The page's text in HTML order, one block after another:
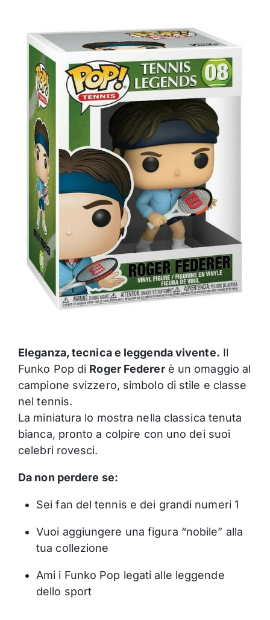
Eleganza, tecnica e leggenda vivente. Il
Funko Pop di Roger Federerè un omaggio al
campione svizzero, simbolo di stile e classe
nel tennis.
La miniatura lo mostra nella classica tenuta
bianca, pronto a colpire con uno dei suoi
celebri rovesci.
Da non perdere se:
Sei fan del tennis e dei grandi numeri 1
Vuoi aggiungere una figura “nobile” alla
tua collezione
Ami i Funko Pop legati alle leggende
dello sport